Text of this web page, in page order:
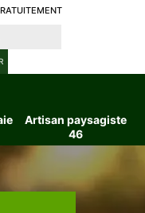
Artisan paysagiste
46